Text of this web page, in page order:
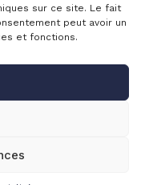
sur ce site. Le fait
peut avoir un
et fonctions.